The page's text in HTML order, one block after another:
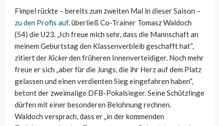
Fimpel rückte – bereits zum zweiten Mal in dieser Saison –
zu den Profis auf, überließ Co-Trainer Tomasz Waldoch
(54) die U23. „Ich freue mich sehr, dass die Mannschaft an
meinem Geburtstag den Klassenverbleib geschafft hat“,
zitiert der Kickerden früheren Innenverteidiger. Noch mehr
freue er sich „aber für die Jungs, die ihr Herz auf dem Platz
gelassen und einen verdienten Sieg eingefahren haben“,
betont der zweimalige DFB-Pokalsieger. Seine Schützlinge
dürfen mit einer besonderen Belohnung rechnen.
Waldoch versprach, dass er „in der kommenden